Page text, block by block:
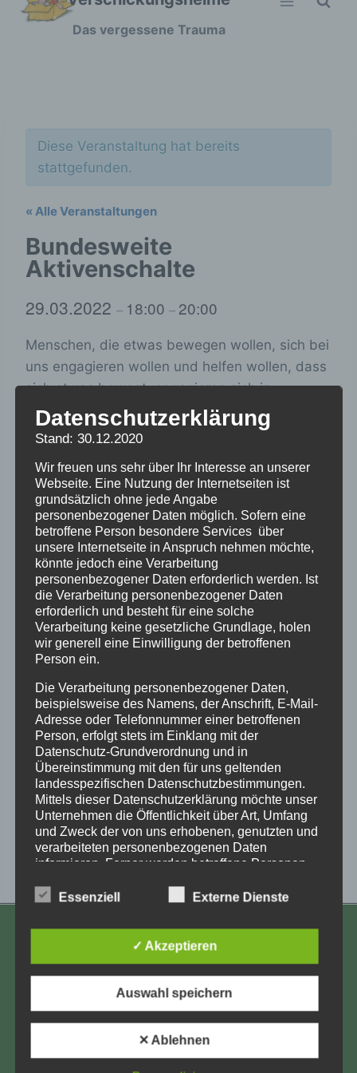
Zum
Das vergessene Trauma
Diese Veranstaltung hat bereits
stattgefunden.
« Alle Veranstaltungen
Bundesweite
Aktivenschalte
29.03.2022 – 18:00 – 20:00
Menschen, die etwas bewegen wollen, sich bei
uns engagieren wollen und helfen wollen, dass
sich etwas bewegt, engagieren sich in
Erinnerungsaustausch-, Bundesländer-,
Recherche- und Heimortgruppen. In der
Arbeiten zu koordinieren und aufeinander
abzustimmen. Anmeldung unter:
buko@verschickungsheime.de
Zum Kalender hinzufügen
Veranstaltung-
Navigation
«Online-Vortrag:
ANJA RÖHL: Das
Elend der
Verschickungskinder
– Angsterzeugung
als Mittel der
Disziplinierung
Videotreffen der
Verschickungskinder
mit sexueller
Missbrauchserfahrung
Kinderverschickung e.V.
Anja Röhl
12059 Berlin
Datenschutzerklärung
Stand: 30.12.2020
Wir freuen uns sehr über Ihr Interesse an unserer
Webseite. Eine Nutzung der Internetseiten ist
grundsätzlich ohne jede Angabe
personenbezogener Daten möglich. Sofern eine
betroffene Person besondere Services über
unsere Internetseite in Anspruch nehmen möchte,
könnte jedoch eine Verarbeitung
personenbezogener Daten erforderlich werden. Ist
die Verarbeitung personenbezogener Daten
erforderlich und besteht für eine solche
Verarbeitung keine gesetzliche Grundlage, holen
wir generell eine Einwilligung der betroffenen
Person ein.
Die Verarbeitung personenbezogener Daten,
beispielsweise des Namens, der Anschrift, E-Mail-
Adresse oder Telefonnummer einer betroffenen
Person, erfolgt stets im Einklang mit der
Datenschutz-Grundverordnung und in
Übereinstimmung mit den für uns geltenden
landesspezifischen Datenschutzbestimmungen.
Mittels dieser Datenschutzerklärung möchte unser
Unternehmen die Öffentlichkeit über Art, Umfang
und Zweck der von uns erhobenen, genutzten und
verarbeiteten personenbezogenen Daten
informieren. Ferner werden betroffene Personen
zustehenden Rechte aufgeklärt.
zahlreiche technische und organisatorische
Maßnahmen umgesetzt, um einen möglichst
verarbeiteten personenbezogenen Daten
sicherzustellen. Dennoch können Internetbasierte
Datenübertragungen grundsätzlich
Sicherheitslücken aufweisen, sodass ein absoluter
Essenziell Externe Dienste
✓ Akzeptieren
Auswahl speichern
✕ Ablehnen